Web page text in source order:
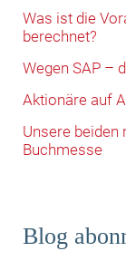
Was ist die
berechnet?
Wegen SAP –
Aktionäre auf
Unsere beiden
Buchmesse
Blog